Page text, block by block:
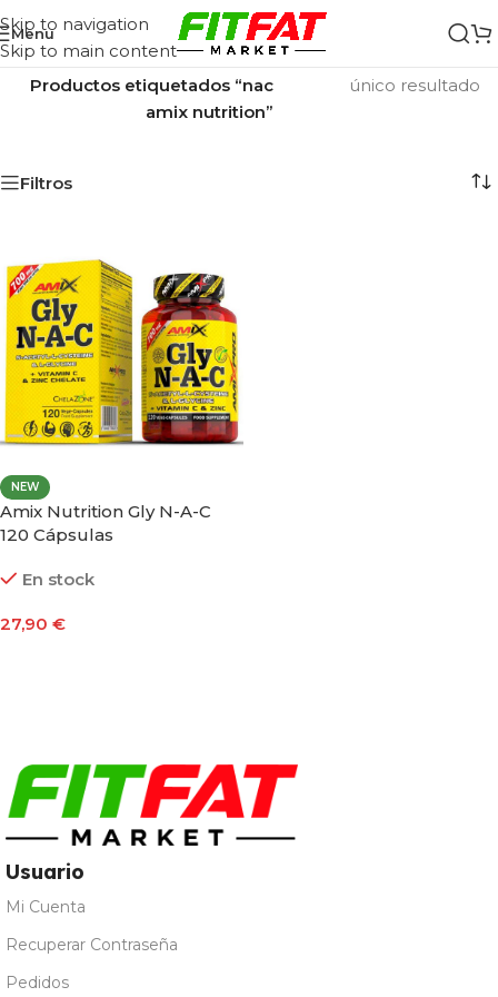
Skip to navigation
Skip to main content
Menu
Inicio/
Productos etiquetados “nac
amix nutrition”
único resultado
Filtros
NEW
Amix Nutrition Gly N-A-C
120 Cápsulas
En stock
27,90 €
Usuario
Mi Cuenta
Recuperar Contraseña
Pedidos